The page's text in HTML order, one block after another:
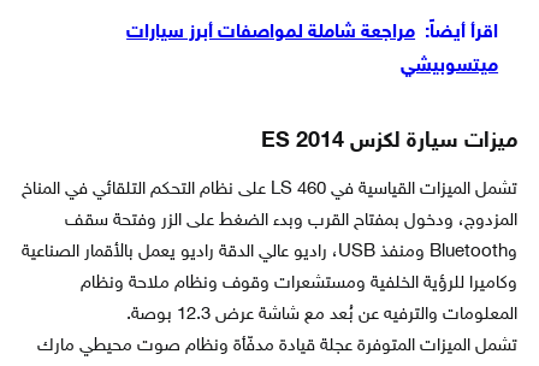
اقرأ أيضاً: مراجعة شاملة لمواصفات أبرز سيارات
ميتسوبيشي
ميزات سيارة لكزس ES 2014
تشمل الميزات القياسية في LS 460 على نظام التحكم التلقائي في المناخ
المزدوج، ودخول بمفتاح القرب وبدء الضغط على الزر وفتحة سقف
وBluetooth ومنفذ USB، راديو عالي الدقة راديو يعمل بالأقمار الصناعية
وكاميرا للرؤية الخلفية ومستشعرات وقوف ونظام ملاحة ونظام
المعلومات والترفيه عن بُعد مع شاشة عرض 12.3 بوصة.
تشمل الميزات المتوفرة عجلة قيادة مدفّأة ونظام صوت محيطي مارك